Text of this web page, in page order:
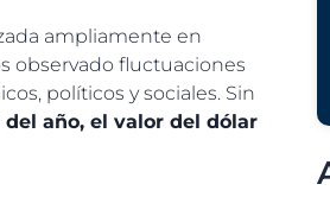
ampliamente en
observado fluctuaciones
políticos y sociales. Sin
año, el valor del dólar